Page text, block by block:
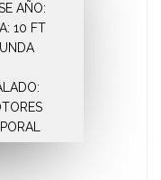
AÑO:
10 FT